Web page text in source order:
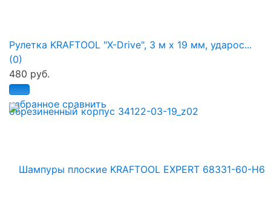
избранное сравнить
Рулетка KRAFTOOL "X-Drive", 3 м x 19 мм, ударос...
(0)
480 руб.